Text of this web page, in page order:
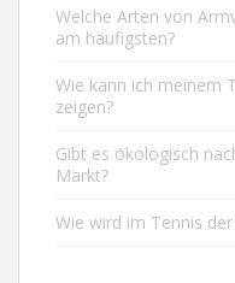
Welche Arten von
am häufigsten?
Wie kann ich meinem
zeigen?
Gibt es ökologisch
Markt?
Wie wird im Tennis